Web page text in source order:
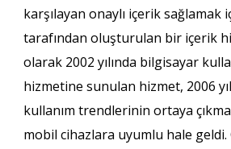
karşılayan onaylı içerik sağlamak
tarafından oluşturulan bir içerik
olarak 2002 yılında bilgisayar
hizmetine sunulan hizmet, 2006
kullanım trendlerinin ortaya
mobil cihazlara uyumlu hale